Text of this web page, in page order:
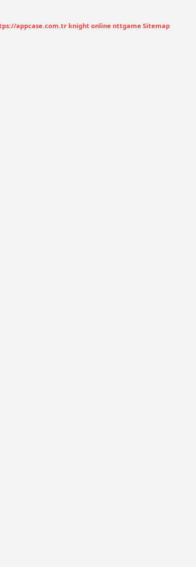
appcase.com.tr knight online nttgame Sitemap